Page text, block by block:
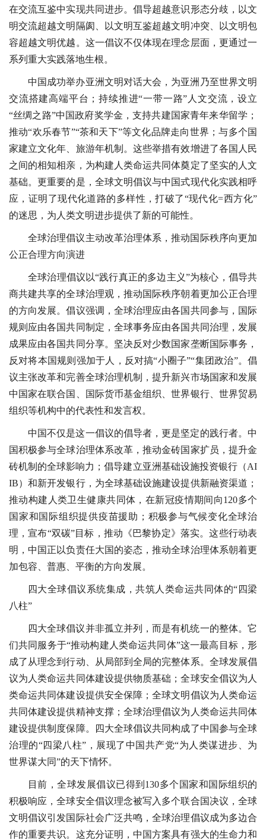
在交流互鉴中实现共同进步。倡导超越意识形态分歧，以文
明交流超越文明隔阂、以文明互鉴超越文明冲突、以文明包
容超越文明优越。这一倡议不仅体现在理念层面，更通过一
系列重大实践落地生根。
中国成功举办亚洲文明对话大会，为亚洲乃至世界文明
交流搭建高端平台；持续推进“一带一路”人文交流，设立
“丝绸之路”中国政府奖学金，支持共建国家青年来华留学；
推动“欢乐春节”“茶和天下”等文化品牌走向世界；与多个国
家建立文化年、旅游年机制。这些举措有效增进了各国人民
之间的相知相亲，为构建人类命运共同体奠定了坚实的人文
基础。更重要的是，全球文明倡议与中国式现代化实践相呼
应，证明了现代化道路的多样性，打破了“现代化=西方化”
的迷思，为人类文明进步提供了新的可能性。
全球治理倡议主动改革治理体系，推动国际秩序向更加
公正合理方向演进
全球治理倡议以“践行真正的多边主义”为核心，倡导共
商共建共享的全球治理观，推动国际秩序朝着更加公正合理
的方向发展。倡议强调，全球治理应由各国共同参与，国际
规则应由各国共同制定，全球事务应由各国共同治理，发展
成果应由各国共同分享。坚决反对少数国家垄断国际事务，
反对将本国规则强加于人，反对搞“小圈子”“集团政治”。倡
议主张改革和完善全球治理机制，提升新兴市场国家和发展
中国家在联合国、国际货币基金组织、世界银行、世界贸易
组织等机构中的代表性和发言权。
中国不仅是这一倡议的倡导者，更是坚定的践行者。中
国积极参与全球治理体系改革，推动金砖国家扩员，提升金
砖机制的全球影响力；倡导建立亚洲基础设施投资银行（AI
IB）和新开发银行，为全球基础设施建设提供新融资渠道；
推动构建人类卫生健康共同体，在新冠疫情期间向120多个
国家和国际组织提供疫苗援助；积极参与气候变化全球治
理，宣布“双碳”目标，推动《巴黎协定》落实。这些行动表
明，中国正以负责任大国的姿态，推动全球治理体系朝着更
加包容、普惠、平衡的方向发展。
四大全球倡议系统集成，共筑人类命运共同体的“四梁
八柱”
四大全球倡议并非孤立并列，而是有机统一的整体。它
们共同服务于“推动构建人类命运共同体”这一最高目标，形
成了从理念到行动、从局部到全局的完整体系。全球发展倡
议为人类命运共同体建设提供物质基础；全球安全倡议为人
类命运共同体建设提供安全保障；全球文明倡议为人类命运
共同体建设提供精神支撑；全球治理倡议为人类命运共同体
建设提供制度保障。四大全球倡议共同构成了中国参与全球
治理的“四梁八柱”，展现了中国共产党“为人类谋进步、为
世界谋大同”的天下情怀。
目前，全球发展倡议已得到130多个国家和国际组织的
积极响应，全球安全倡议理念被写入多个联合国决议，全球
文明倡议引发国际社会广泛共鸣，全球治理倡议成为多边合
作的重要共识。这充分证明，中国方案具有强大的生命力和